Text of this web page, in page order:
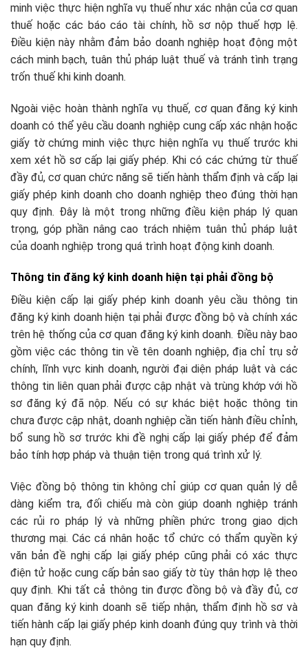
minh việc thực hiện nghĩa vụ thuế như xác nhận của cơ quan
thuế hoặc các báo cáo tài chính, hồ sơ nộp thuế hợp lệ.
Điều kiện này nhằm đảm bảo doanh nghiệp hoạt động một
cách minh bạch, tuân thủ pháp luật thuế và tránh tình trạng
trốn thuế khi kinh doanh.​
Ngoài việc hoàn thành nghĩa vụ thuế, cơ quan đăng ký kinh
doanh có thể yêu cầu doanh nghiệp cung cấp xác nhận hoặc
giấy tờ chứng minh việc thực hiện nghĩa vụ thuế trước khi
xem xét hồ sơ cấp lại giấy phép. Khi có các chứng từ thuế
đầy đủ, cơ quan chức năng sẽ tiến hành thẩm định và cấp lại
giấy phép kinh doanh cho doanh nghiệp theo đúng thời hạn
quy định. Đây là một trong những điều kiện pháp lý quan
trọng, góp phần nâng cao trách nhiệm tuân thủ pháp luật
của doanh nghiệp trong quá trình hoạt động kinh doanh.
Thông tin đăng ký kinh doanh hiện tại phải đồng bộ
Điều kiện cấp lại giấy phép kinh doanh yêu cầu thông tin
đăng ký kinh doanh hiện tại phải được đồng bộ và chính xác
trên hệ thống của cơ quan đăng ký kinh doanh. Điều này bao
gồm việc các thông tin về tên doanh nghiệp, địa chỉ trụ sở
chính, lĩnh vực kinh doanh, người đại diện pháp luật và các
thông tin liên quan phải được cập nhật và trùng khớp với hồ
sơ đăng ký đã nộp. Nếu có sự khác biệt hoặc thông tin
chưa được cập nhật, doanh nghiệp cần tiến hành điều chỉnh,
bổ sung hồ sơ trước khi đề nghị cấp lại giấy phép để đảm
bảo tính hợp pháp và thuận tiện trong quá trình xử lý.​
Việc đồng bộ thông tin không chỉ giúp cơ quan quản lý dễ
dàng kiểm tra, đối chiếu mà còn giúp doanh nghiệp tránh
các rủi ro pháp lý và những phiền phức trong giao dịch
thương mại. Các cá nhân hoặc tổ chức có thẩm quyền ký
văn bản đề nghị cấp lại giấy phép cũng phải có xác thực
điện tử hoặc cung cấp bản sao giấy tờ tùy thân hợp lệ theo
quy định. Khi tất cả thông tin được đồng bộ và đầy đủ, cơ
quan đăng ký kinh doanh sẽ tiếp nhận, thẩm định hồ sơ và
tiến hành cấp lại giấy phép kinh doanh đúng quy trình và thời
hạn quy định.